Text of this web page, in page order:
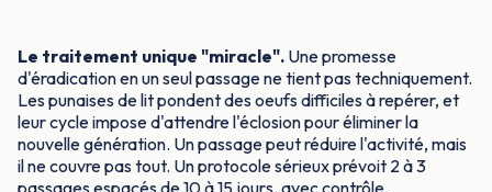
Le traitement unique "miracle". Une promesse
d'éradication en un seul passage ne tient pas techniquement.
Les punaises de lit pondent des oeufs difficiles à repérer, et
leur cycle impose d'attendre l'éclosion pour éliminer la
nouvelle génération. Un passage peut réduire l'activité, mais
il ne couvre pas tout. Un protocole sérieux prévoit 2 à 3